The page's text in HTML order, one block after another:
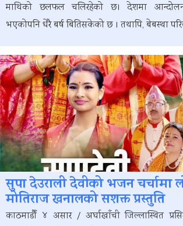
माथिको छलफल चलिरहेको छ। देशमा
भएकोपनि धेरै बर्ष बितिसकेको छ । तथापि, बेबस्था
सुपा देउराली देवीको भजन चर्चामा
मोतिराज खनालको सशक्त प्रस्तुति
काठमाडौँ ४ असार / अर्घाखाँची जिल्लास्थित